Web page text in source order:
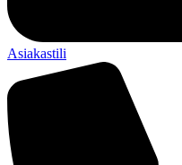
Asiakastili